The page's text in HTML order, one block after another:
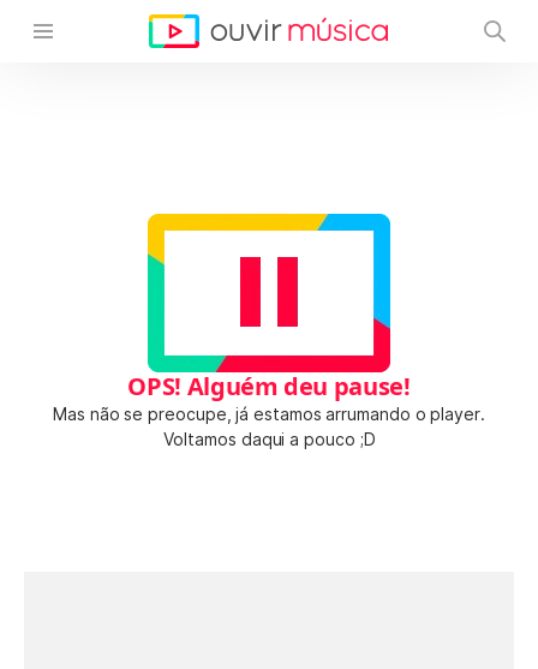
OPS! Alguém deu pause!
Mas não se preocupe, já estamos arrumando o player.
Voltamos daqui a pouco ;D